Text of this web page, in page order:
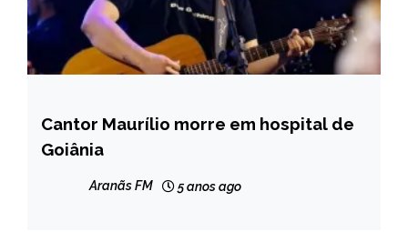
ENTRETENIMENTO
Cantor Maurílio morre em hospital de
Goiânia
Aranãs FM 5 anos ago